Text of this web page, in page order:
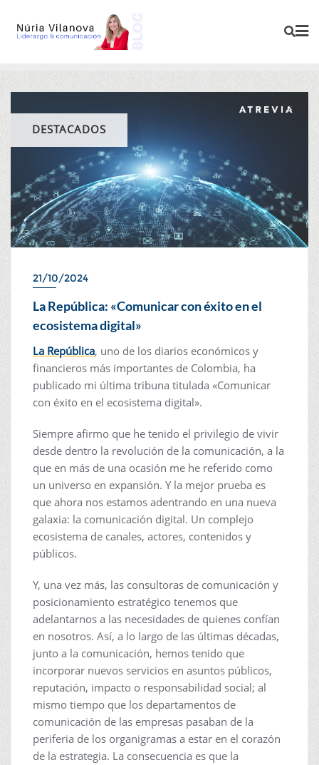
DESTACADOS
21/10/2024
La República: «Comunicar con éxito en el
ecosistema digital»
La República, uno de los diarios económicos y
financieros más importantes de Colombia, ha
publicado mi última tribuna titulada «Comunicar
con éxito en el ecosistema digital».
Siempre afirmo que he tenido el privilegio de vivir
desde dentro la revolución de la comunicación, a la
que en más de una ocasión me he referido como
un universo en expansión. Y la mejor prueba es
que ahora nos estamos adentrando en una nueva
galaxia: la comunicación digital. Un complejo
ecosistema de canales, actores, contenidos y
públicos.
Y, una vez más, las consultoras de comunicación y
posicionamiento estratégico tenemos que
adelantarnos a las necesidades de quienes confían
en nosotros. Así, a lo largo de las últimas décadas,
junto a la comunicación, hemos tenido que
incorporar nuevos servicios en asuntos públicos,
reputación, impacto o responsabilidad social; al
mismo tiempo que los departamentos de
comunicación de las empresas pasaban de la
periferia de los organigramas a estar en el corazón
de la estrategia. La consecuencia es que la